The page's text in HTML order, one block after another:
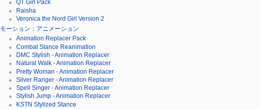
QT Girl Pack
Raisha
Veronica the Nord Girl Version 2
モーション：アニメーション
Animation Replacer Pack
Combat Stance Reanimation
DMC Stylish - Animation Replacer
Natural Walk - Animation Replacer
Pretty Woman - Animation Replacer
Silver Ranger - Animation Replacer
Spell Singer - Animation Replacer
Stylish Jump - Animation Replacer
KSTN Stylized Stance